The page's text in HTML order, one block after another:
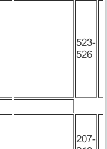
523-
526
207-